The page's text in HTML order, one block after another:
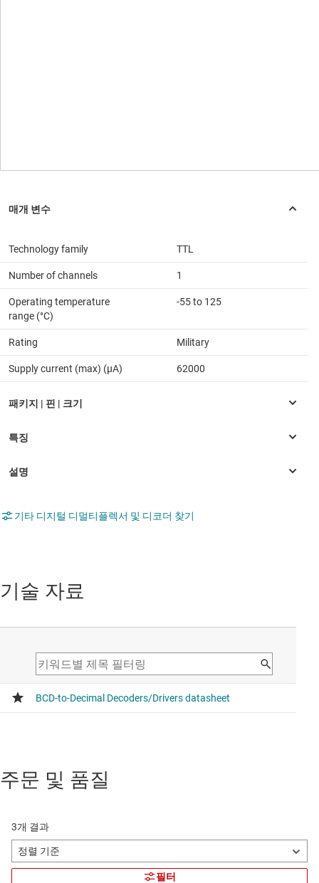
Technology family TTL
Number of channels 1
Operating temperature
range (°C)
-55 to 125
Rating Military
Supply current (max) (µA) 62000
기타 디지털 디멀티플렉서 및 디코더 찾기
기술 자료
주문 및 품질